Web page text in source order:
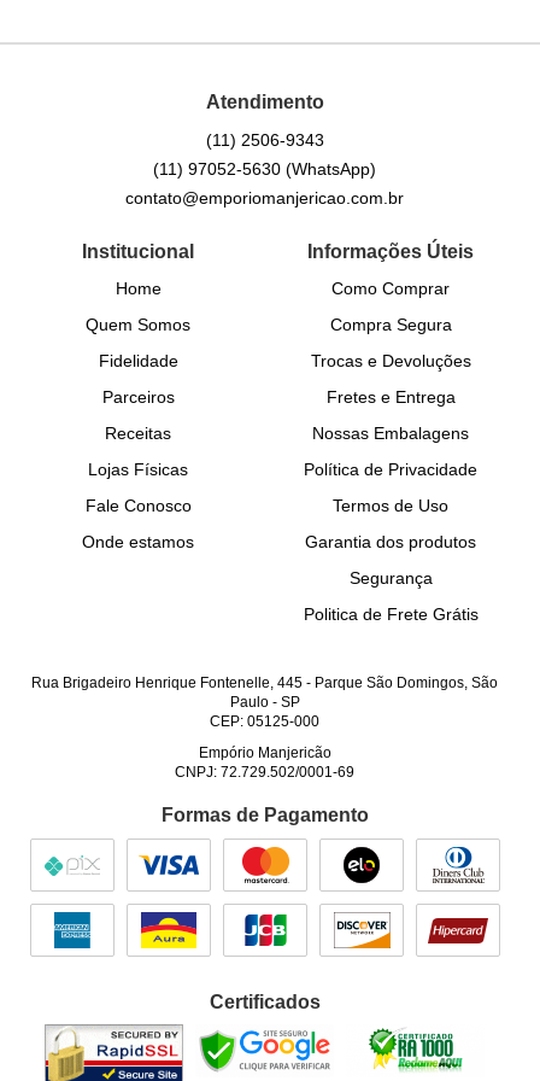
Atendimento
(11) 2506-9343
(11) 97052-5630(WhatsApp)
contato@emporiomanjericao.com.br
Institucional
Home
Quem Somos
Fidelidade
Parceiros
Receitas
Lojas Físicas
Fale Conosco
Onde estamos
Informações Úteis
Como Comprar
Compra Segura
Trocas e Devoluções
Fretes e Entrega
Nossas Embalagens
Política de Privacidade
Termos de Uso
Garantia dos produtos
Segurança
Politica de Frete Grátis
Rua Brigadeiro Henrique Fontenelle, 445 - Parque São Domingos, São
Paulo- SP
CEP: 05125-000
Empório Manjericão
CNPJ: 72.729.502/0001-69
Formas de Pagamento
Certificados